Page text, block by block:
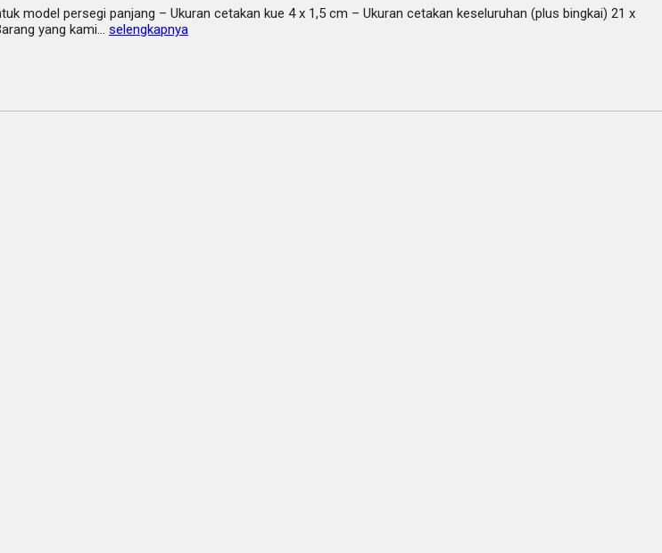
model persegi panjang – Ukuran cetakan kue 4 x 1,5 cm – Ukuran cetakan keseluruhan (plus bingkai) 21 x
yang kami… selengkapnya